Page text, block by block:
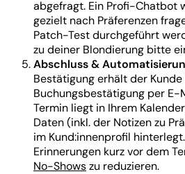
abgefragt. Ein Profi-Chatbot
gezielt nach Präferenzen
Patch-Test durchgeführt
zu deiner Blondierung bitte
Abschluss &
Bestätigung erhält der
Buchungsbestätigung per E-
Termin liegt in Ihrem
Daten (inkl. der Notizen zu
im Kund:innenprofil
Erinnerungen kurz vor dem
No-Showszu reduzieren.